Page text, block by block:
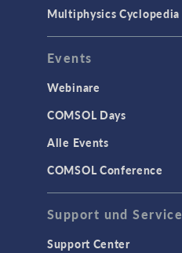
Multiphysics Cyclopedia
Events
Webinare
COMSOL Days
Alle Events
COMSOL Conference
Support und Service
Support Center